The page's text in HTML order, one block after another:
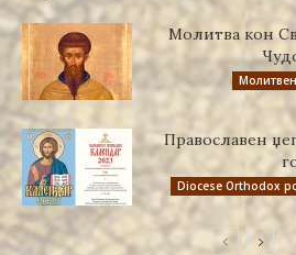
Молитва кон
Православен
Diocese Orthodox